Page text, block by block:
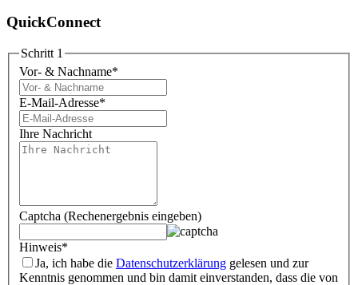
QuickConnect
Schritt 1
Vor- & Nachname*
E-Mail-Adresse*
Ihre Nachricht
Captcha (Rechenergebnis eingeben)
Hinweis*
Ja, ich habe die Datenschutzerklärung gelesen und zur
Kenntnis genommen und bin damit einverstanden, dass die von